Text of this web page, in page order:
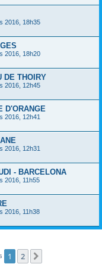
2016, 18h35
2016, 18h20
DE THOIRY
2016, 12h45
D'ORANGE
2016, 12h41
2016, 12h31
- BARCELONA
2016, 11h55
2016, 11h38
1 2